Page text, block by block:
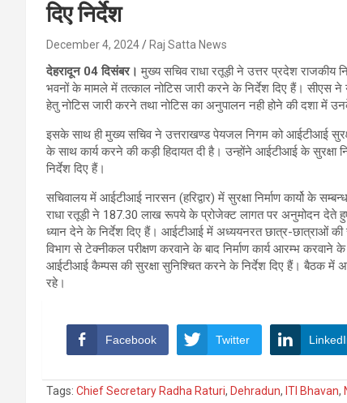
दिए निर्देश
December 4, 2024 Raj Satta News
देहरादून 04 दिसंबर। मुख्य सचिव राधा रतूड़ी ने उत्तर प्रदेश राजकीय
भवनों के मामले में तत्काल नोटिस जारी करने के निर्देश दिए हैं। सीएस ने
हेतु नोटिस जारी करने तथा नोटिस का अनुपालन नही होने की दशा में
इसके साथ ही मुख्य सचिव ने उत्तराखण्ड पेयजल निगम को आईटीआई सुरक्षा
के साथ कार्य करने की कड़ी हिदायत दी है। उन्होंने आईटीआई के सुरक्षा
निर्देश दिए हैं।
सचिवालय में आईटीआई नारसन (हरिद्वार) में सुरक्षा निर्माण कार्यो के
राधा रतूड़ी ने 187.30 लाख रूपये के प्रोजेक्ट लागत पर अनुमोदन देते हुए
ध्यान देने के निर्देश दिए हैं। आईटीआई में अध्ययनरत छात्र-छात्राओं की
विभाग से टेक्नीकल परीक्षण करवाने के बाद निर्माण कार्य आरम्भ करवाने
आईटीआई कैम्पस की सुरक्षा सुनिश्चित करने के निर्देश दिए हैं। बैठक में
रहे।
Facebook Twitter
Tags: Chief Secretary Radha Raturi, Dehradun, ITI Bhavan,